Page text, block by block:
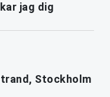
jag dig
Stockholm